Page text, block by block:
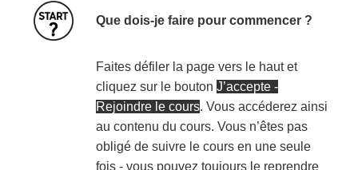
Que dois-je faire pour commencer ?
Faites défiler la page vers le haut et
cliquez sur le bouton J’accepte -
Rejoindre le cours. Vous accéderez ainsi
au contenu du cours. Vous n’êtes pas
obligé de suivre le cours en une seule
fois - vous pouvez toujours le reprendre